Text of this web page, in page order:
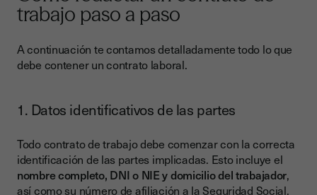
trabajo paso a paso
A continuación te contamos detalladamente todo lo que
debe contener un contrato laboral.
1. Datos identificativos de las partes
Todo contrato de trabajo debe comenzar con la correcta
identificación de las partes implicadas. Esto incluye el
nombre completo, DNI o NIE y domicilio del trabajador,
así como su número de afiliación a la Seguridad Social.